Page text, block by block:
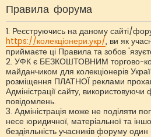
Правила форума
1. Реєструючись на даному сайті/
https://колекціонери.укр/, ви як
приймаєте ці Правила та зобов
2. УФК є БЕЗКОШТОВНИМ торгово-
майданчиком для колекціонерів
розміщення ПЛАТНОЇ реклами
Адміністрації сайту,
повідомлень.
3. Адміністрація може не поділяти
несе юридичної, матеріальної та
бездіяльність учасників форуму